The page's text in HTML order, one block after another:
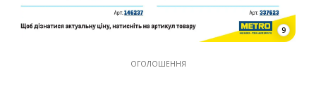
9
ОГОЛОШЕННЯ